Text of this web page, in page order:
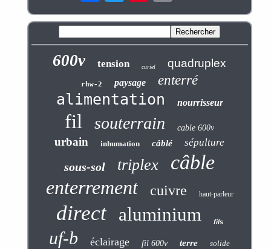
600v tension curiel quadruplex
rhw-2 paysage enterré
alimentation nourrisseur
fil souterrain cable 600v
urbain inhumation câblé sépulture
sous-sol triplex câble
enterrement cuivre haut-parleur
direct aluminium fils
uf-b éclairage fil 600v terre solide